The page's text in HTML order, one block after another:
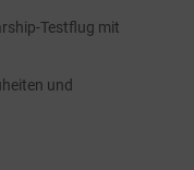
Testflug mit
und